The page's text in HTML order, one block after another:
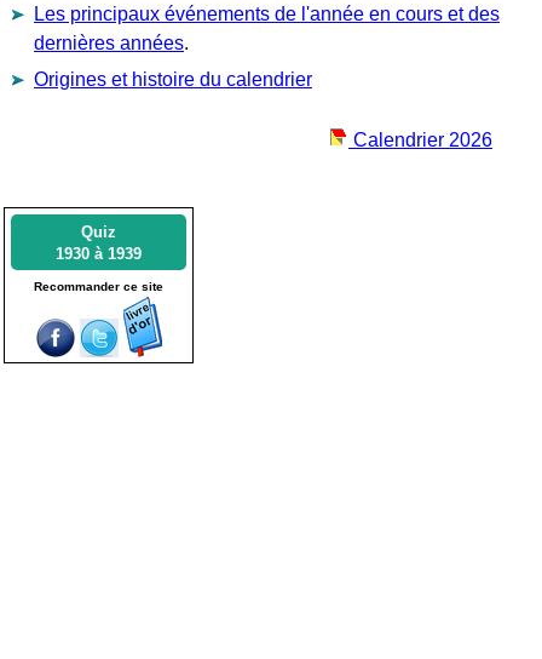
Les principaux événements de l'année en cours et des
dernières années.
Origines et histoire du calendrier
Calendrier 2026
Quiz
1930 à 1939
Recommander ce site